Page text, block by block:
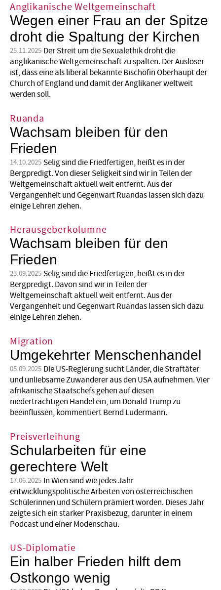
Anglikanische Weltgemeinschaft
Wegen einer Frau an der Spitze
droht die Spaltung der Kirchen
25.11.2025 Der Streit um die Sexualethik droht die
anglikanische Weltgemeinschaft zu spalten. Der Auslöser
ist, dass eine als liberal bekannte Bischöfin Oberhaupt der
Church of England und damit der Anglikaner weltweit
werden soll.
Ruanda
Wachsam bleiben für den
Frieden
14.10.2025 Selig sind die Friedfertigen, heißt es in der
Bergpredigt. Von dieser Seligkeit sind wir in Teilen der
Weltgemeinschaft aktuell weit entfernt. Aus der
Vergangenheit und Gegenwart Ruandas lassen sich dazu
einige Lehren ziehen.
Herausgeberkolumne
Wachsam bleiben für den
Frieden
23.09.2025 Selig sind die Friedfertigen, heißt es in der
Bergpredigt. Davon sind wir in Teilen der
Weltgemeinschaft aktuell weit entfernt. Aus der
Vergangenheit und Gegenwart Ruandas lassen sich dazu
einige Lehren ziehen.
Migration
Umgekehrter Menschenhandel
05.09.2025 Die US-Regierung sucht Länder, die Straftäter
und unliebsame Zuwanderer aus den USA aufnehmen. Vier
afrikanische Staatschefs gehen auf diesen
niederträchtigen Handel ein, um Donald Trump zu
beeinflussen, kommentiert Bernd Ludermann.
Preisverleihung
Schularbeiten für eine
gerechtere Welt
17.06.2025 In Wien sind wie jedes Jahr
entwicklungspolitische Arbeiten von österreichischen
Schülerinnen und Schülern prämiert worden. Dieses Jahr
zeigte sich ein starker Praxisbezug, darunter in einem
Podcast und einer Modenschau.
US-Diplomatie
Ein halber Frieden hilft dem
Ostkongo wenig